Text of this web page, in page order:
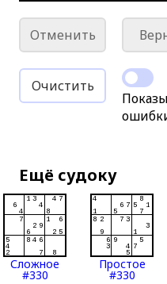
Отменить
Очистить
Ещё судоку
Сложное
#330
Простое
#330